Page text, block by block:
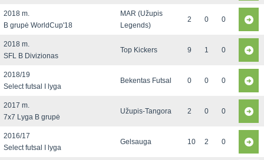
2018 m.
B grupė WorldCup'18
MAR (Užupis
Legends)
2 0 0
2018 m.
SFL B Divizionas
Top Kickers 9 1 0
2018/19
Select futsal I lyga
Bekentas Futsal 0 0 0
2017 m.
7x7 Lyga B grupė
Užupis-Tangora 2 0 0
2016/17
Select futsal I lyga
Gelsauga 10 2 0